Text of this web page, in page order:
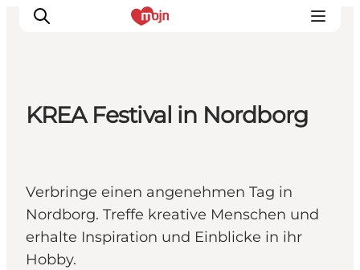
Events
Übernachtung
Plane deine Reise
Booking
KREA Festival in Nordborg
Verbringe einen angenehmen Tag in
Nordborg. Treffe kreative Menschen und
erhalte Inspiration und Einblicke in ihr
Hobby.